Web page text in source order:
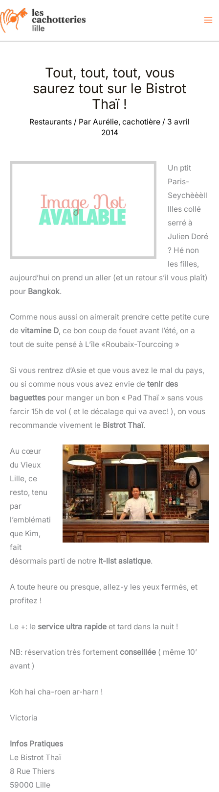
Aller
au
contenu
Tout, tout, tout, vous
saurez tout sur le Bistrot
Thaï !
Restaurants / Par Aurélie, cachotière / 3 avril
2014
Un ptit
Paris-
Seychèèèll
llles collé
serré à
Julien Doré
? Hé non
les filles,
aujourd’hui on prend un aller (et un retour s’il vous plaît)
pour Bangkok.
Comme nous aussi on aimerait prendre cette petite cure
de vitamine D, ce bon coup de fouet avant l’été, on a
tout de suite pensé à L’île «Roubaix-Tourcoing »
Si vous rentrez d’Asie et que vous avez le mal du pays,
ou si comme nous vous avez envie de tenir des
baguettes pour manger un bon « Pad Thaï » sans vous
farcir 15h de vol ( et le décalage qui va avec! ), on vous
recommande vivement le Bistrot Thaï.
Au cœur
du Vieux
Lille, ce
resto, tenu
par
l’emblémati
que Kim,
fait
désormais parti de notre it-list asiatique.
A toute heure ou presque, allez-y les yeux fermés, et
profitez !
Le +: le service ultra rapide et tard dans la nuit !
NB: réservation très fortement conseillée ( même 10’
avant )
Koh hai cha-roen ar-harn !
Victoria
Infos Pratiques
Le Bistrot Thaï
8 Rue Thiers
59000 Lille